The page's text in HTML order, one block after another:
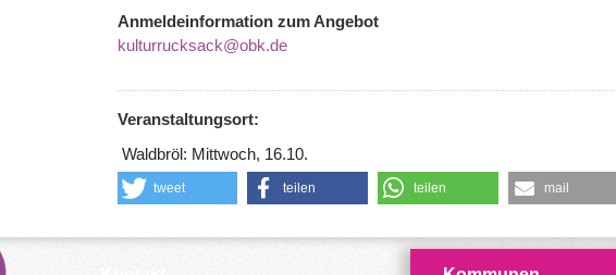
Anmeldeinformation zum Angebot
kulturrucksack@obk.de
Veranstaltungsort:
Waldbröl: Mittwoch, 16.10.
tweet teilen teilen mail